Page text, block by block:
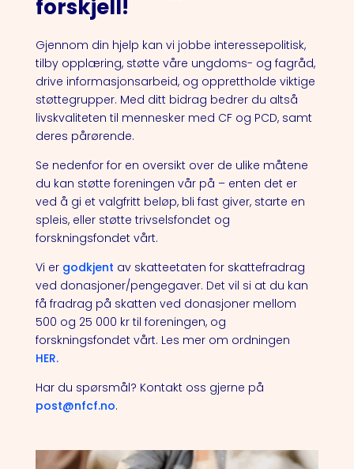
forskjell!
Gjennom din hjelp kan vi jobbe interessepolitisk,
tilby opplæring, støtte våre ungdoms- og fagråd,
drive informasjonsarbeid, og opprettholde viktige
støttegrupper. Med ditt bidrag bedrer du altså
livskvaliteten til mennesker med CF og PCD, samt
deres pårørende.
Se nedenfor for en oversikt over de ulike måtene
du kan støtte foreningen vår på – enten det er
ved å gi et valgfritt beløp, bli fast giver, starte en
spleis, eller støtte trivselsfondet og
forskningsfondet vårt.
Vi er godkjent av skatteetaten for skattefradrag
ved donasjoner/pengegaver. Det vil si at du kan
få fradrag på skatten ved donasjoner mellom
500 og 25 000 kr til foreningen, og
forskningsfondet vårt. Les mer om ordningen
HER.
Har du spørsmål? Kontakt oss gjerne på
post@nfcf.no.